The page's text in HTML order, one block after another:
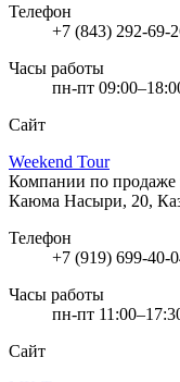
Телефон
+7 (843) 292-69-
Часы работы
пн-пт
Сайт
Weekend Tour
Компании по
Каюма Насыри, 20,
Телефон
+7 (919) 699-40-
Часы работы
пн-пт
Сайт